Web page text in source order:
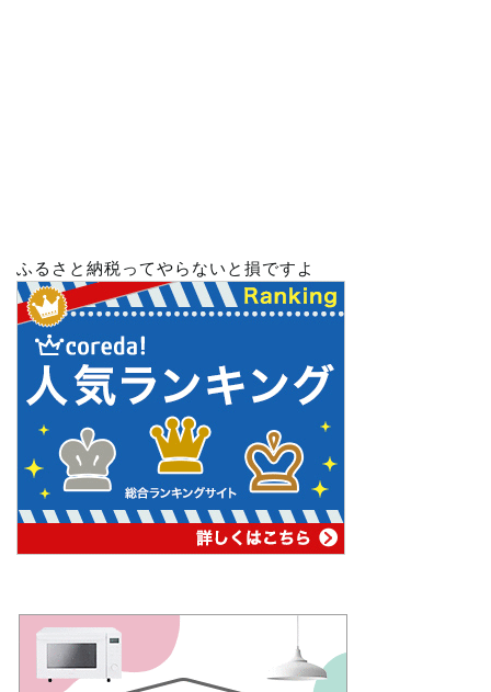
ふるさと納税ってやらないと損ですよ